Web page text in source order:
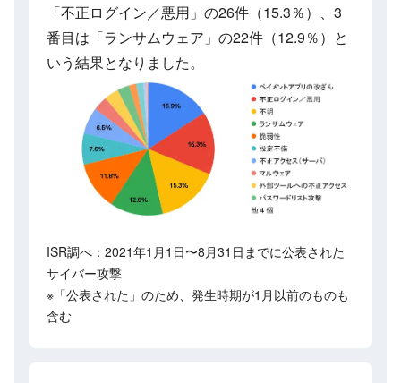
「不正ログイン／悪用」の26件（15.3％）、3
番目は「ランサムウェア」の22件（12.9％）と
いう結果となりました。
ISR調べ：2021年1月1日〜8月31日までに公表された
サイバー攻撃
※「公表された」のため、発生時期が1月以前のものも
含む